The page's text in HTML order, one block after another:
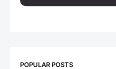
POPULAR POSTS